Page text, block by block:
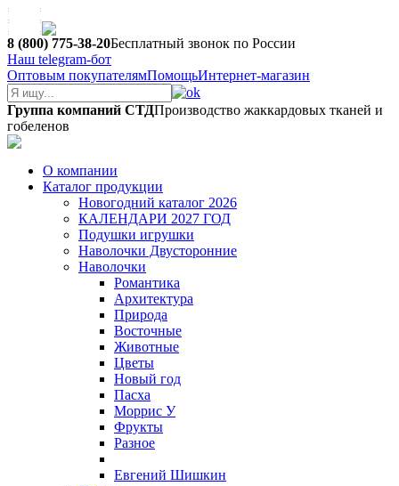
8 (800) 775-38-20Бесплатный звонок по России
Наш telegram-бот
Оптовым покупателямПомощьИнтернет-магазин
Группа компаний СТДПроизводство жаккардовых тканей и
гобеленов
О компании
Каталог продукции
Новогодний каталог 2026
КАЛЕНДАРИ 2027 ГОД
Подушки игрушки
Наволочки Двусторонние
Наволочки
Романтика
Архитектура
Природа
Восточные
Животные
Цветы
Новый год
Пасха
Моррис У
Фрукты
Разное
Евгений Шишкин